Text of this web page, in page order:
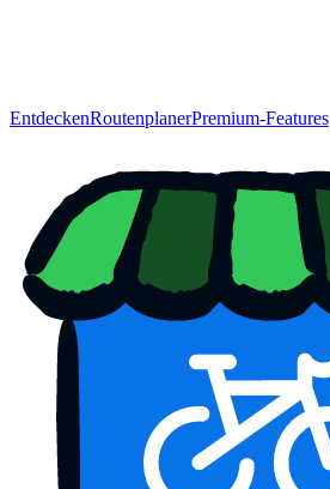
EntdeckenRoutenplanerPremium-Features